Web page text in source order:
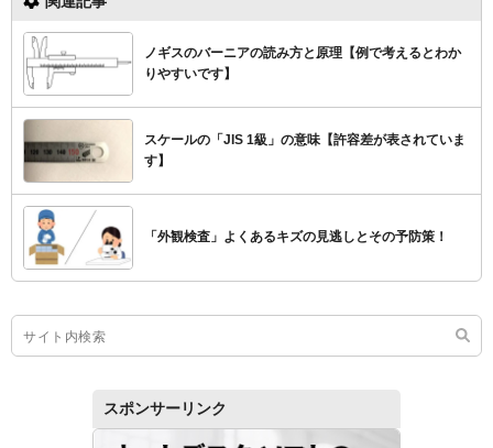
ノギスのバーニアの読み方と原理【例で考えるとわか
りやすいです】
スケールの「JIS 1級」の意味【許容差が表されていま
す】
「外観検査」よくあるキズの見逃しとその予防策！
スポンサーリンク